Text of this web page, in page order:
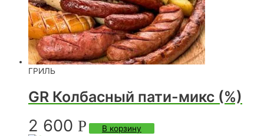
ГРИЛЬ
GR Колбасный пати-микс (%)
2 600 Р В корзину